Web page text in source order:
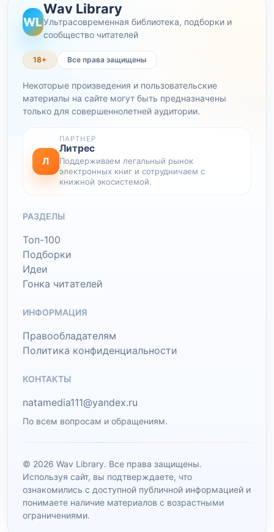
WL
Wav Library
Ультрасовременная библиотека, подборки и
сообщество читателей
18+ Все права защищены
Некоторые произведения и пользовательские
материалы на сайте могут быть предназначены
только для совершеннолетней аудитории.
Л
ПАРТНЕР
Литрес
Поддерживаем легальный рынок
электронных книг и сотрудничаем с
книжной экосистемой.
РАЗДЕЛЫ
Топ-100
Подборки
Идеи
Гонка читателей
ИНФОРМАЦИЯ
Правообладателям
Политика конфиденциальности
КОНТАКТЫ
natamedia111@yandex.ru
По всем вопросам и обращениям.
© 2026 Wav Library. Все права защищены.
Используя сайт, вы подтверждаете, что
ознакомились с доступной публичной информацией и
понимаете наличие материалов с возрастными
ограничениями.